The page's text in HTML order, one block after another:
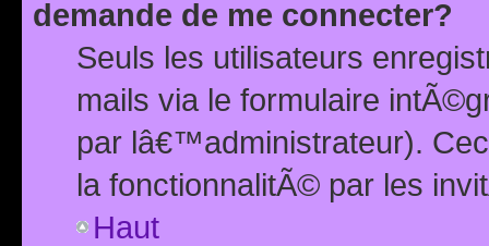
demande de me connecter?
Seuls les utilisateurs
mails via le formulaire
par lâ€™administrateur).
la fonctionnalitÃ© par les
Haut